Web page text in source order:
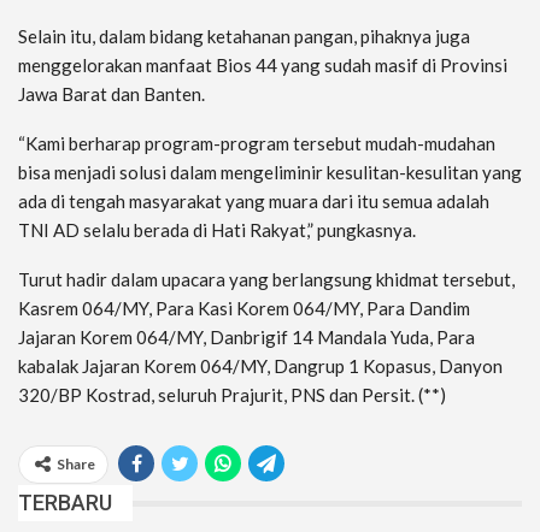
Selain itu, dalam bidang ketahanan pangan, pihaknya juga
menggelorakan manfaat Bios 44 yang sudah masif di Provinsi
Jawa Barat dan Banten.
“Kami berharap program-program tersebut mudah-mudahan
bisa menjadi solusi dalam mengeliminir kesulitan-kesulitan yang
ada di tengah masyarakat yang muara dari itu semua adalah
TNI AD selalu berada di Hati Rakyat,” pungkasnya.
Turut hadir dalam upacara yang berlangsung khidmat tersebut,
Kasrem 064/MY, Para Kasi Korem 064/MY, Para Dandim
Jajaran Korem 064/MY, Danbrigif 14 Mandala Yuda, Para
kabalak Jajaran Korem 064/MY, Dangrup 1 Kopasus, Danyon
320/BP Kostrad, seluruh Prajurit, PNS dan Persit. (**)
Share
TERBARU